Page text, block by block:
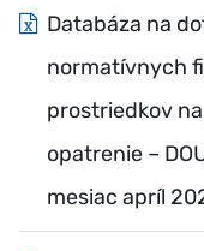
Databáza na
normatívnych
prostriedkov
opatrenie –
mesiac apríl